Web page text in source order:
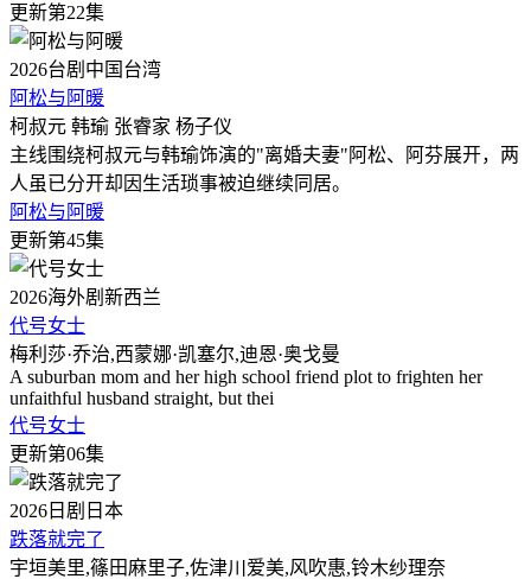
更新第22集
2026台剧 中国台湾
阿松与阿暖
柯叔元 韩瑜 张睿家 杨子仪
主线围绕柯叔元与韩瑜饰演的"离婚夫妻"阿松、阿芬展开，两
人虽已分开却因生活琐事被迫继续同居。
阿松与阿暖
更新第45集
2026海外剧 新西兰
代号女士
梅利莎·乔治,西蒙娜·凯塞尔,迪恩·奥戈曼
A suburban mom and her high school friend plot to frighten her
unfaithful husband straight, but thei
代号女士
更新第06集
2026 日剧 日本
跌落就完了
宇垣美里,篠田麻里子,佐津川爱美,风吹惠,铃木纱理奈